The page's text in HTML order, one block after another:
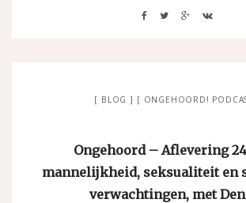
BLOG ONGEHOORD!
Ongehoord – Aflevering
mannelijkheid, seksualiteit en
verwachtingen, met